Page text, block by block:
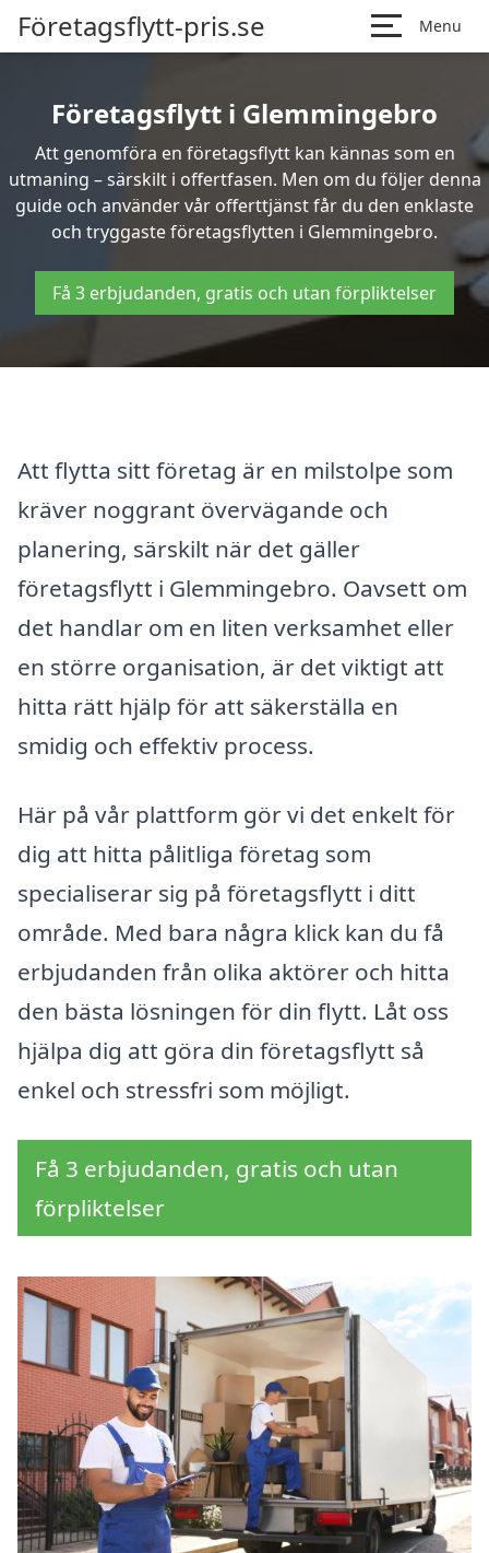
Företagsflytt-pris.se Menu
Företagsflytt i Glemmingebro
Att genomföra en företagsflytt kan kännas som en
utmaning – särskilt i offertfasen. Men om du följer denna
guide och använder vår offerttjänst får du den enklaste
och tryggaste företagsflytten i Glemmingebro.
Få 3 erbjudanden, gratis och utan förpliktelser
Att flytta sitt företag är en milstolpe som
kräver noggrant övervägande och
planering, särskilt när det gäller
företagsflytt i Glemmingebro. Oavsett om
det handlar om en liten verksamhet eller
en större organisation, är det viktigt att
hitta rätt hjälp för att säkerställa en
smidig och effektiv process.
Här på vår plattform gör vi det enkelt för
dig att hitta pålitliga företag som
specialiserar sig på företagsflytt i ditt
område. Med bara några klick kan du få
erbjudanden från olika aktörer och hitta
den bästa lösningen för din flytt. Låt oss
hjälpa dig att göra din företagsflytt så
enkel och stressfri som möjligt.
Få 3 erbjudanden, gratis och utan
förpliktelser